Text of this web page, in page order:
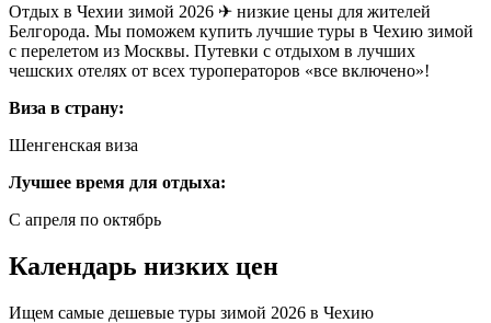
Отдых в Чехии зимой 2026 ✈ низкие цены для жителей
Белгорода. Мы поможем купить лучшие туры в Чехию зимой
с перелетом из Москвы. Путевки с отдыхом в лучших
чешских отелях от всех туроператоров «все включено»!
Виза в страну:
Шенгенская виза
Лучшее время для отдыха:
С апреля по октябрь
Календарь низких цен
Ищем самые дешевые туры зимой 2026 в Чехию